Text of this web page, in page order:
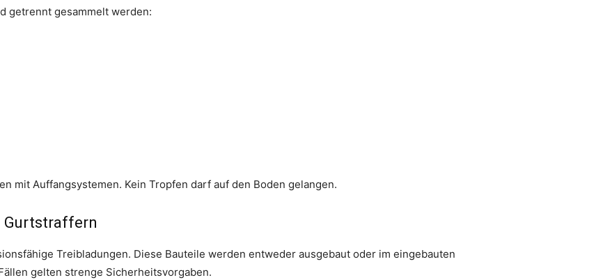
getrennt gesammelt werden:
mit Auffangsystemen. Kein Tropfen darf auf den Boden gelangen.
Gurtstraffern
Treibladungen. Diese Bauteile werden entweder ausgebaut oder im eingebauten
gelten strenge Sicherheitsvorgaben.